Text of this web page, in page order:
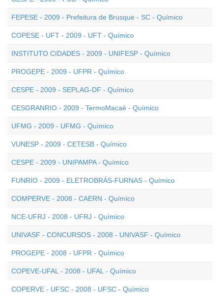
FEPESE - 2009 - Prefeitura de Brusque - SC - Químico
COPESE - UFT - 2009 - UFT - Químico
INSTITUTO CIDADES - 2009 - UNIFESP - Químico
PROGEPE - 2009 - UFPR - Químico
CESPE - 2009 - SEPLAG-DF - Químico
CESGRANRIO - 2009 - TermoMacaé - Químico
UFMG - 2009 - UFMG - Químico
VUNESP - 2009 - CETESB - Químico
CESPE - 2009 - UNIPAMPA - Químico
FUNRIO - 2009 - ELETROBRÁS-FURNAS - Químico
COMPERVE - 2008 - CAERN - Químico
NCE-UFRJ - 2008 - UFRJ - Químico
UNIVASF - CONCURSOS - 2008 - UNIVASF - Químico
PROGEPE - 2008 - UFPR - Químico
COPEVE-UFAL - 2008 - UFAL - Químico
COPERVE - UFSC - 2008 - UFSC - Químico